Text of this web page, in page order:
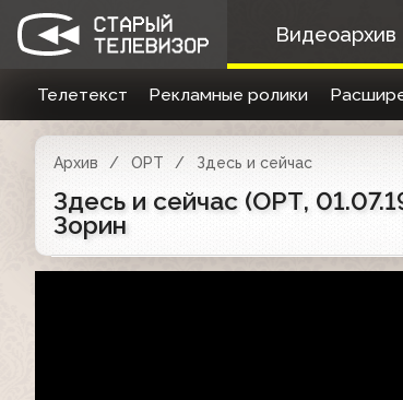
Видеоархив
Телетекст Рекламные ролики
Архив ОРТ Здесь и сейчас
Здесь и сейчас (ОРТ,
Зорин